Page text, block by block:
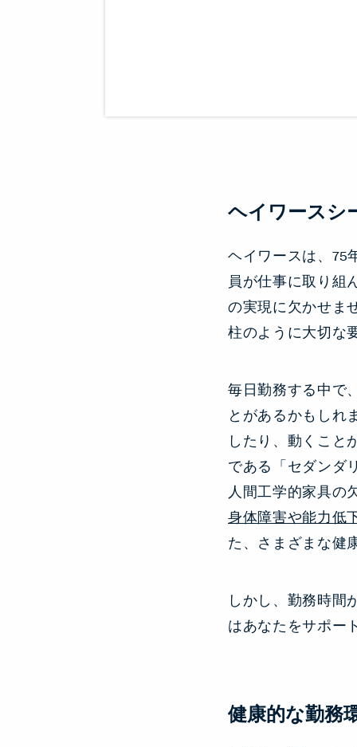
ヘイワースシ
ヘイワースは、75
員が仕事に取り組
の実現に欠かせま
柱のように大切な
毎日勤務する中で
とがあるかもしれ
したり、動くこと
である「セダンダ
人間工学的家具の
身体障害や能力低
た、さまざまな健
しかし、勤務時間
はあなたをサポー
健康的な勤務